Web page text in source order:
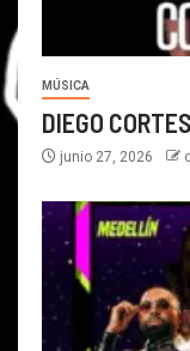
MÚSICA
DIEGO
junio 27, 2026